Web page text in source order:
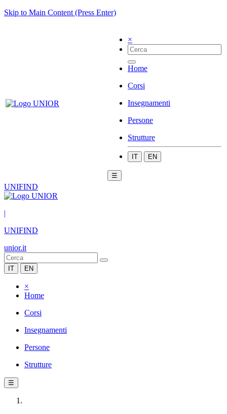
Skip to Main Content (Press Enter)
×
Home
Corsi
Insegnamenti
Persone
Strutture
IT EN
☰
UNIFIND
|
UNIFIND
unior.it
IT EN
×
Home
Corsi
Insegnamenti
Persone
Strutture
☰